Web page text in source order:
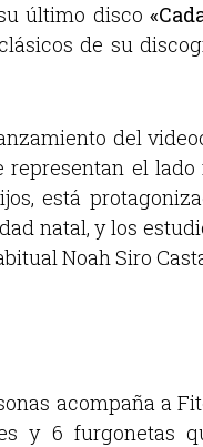
último disco
de su
del
representan el
está
natal, y los
Noah Siro
acompaña a
y 6 furgonetas